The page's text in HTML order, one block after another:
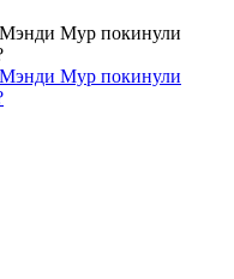
Мур покинули
Мур покинули